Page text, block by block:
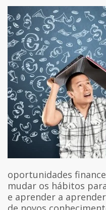
oportunidades
mudar os hábitos
e aprender a